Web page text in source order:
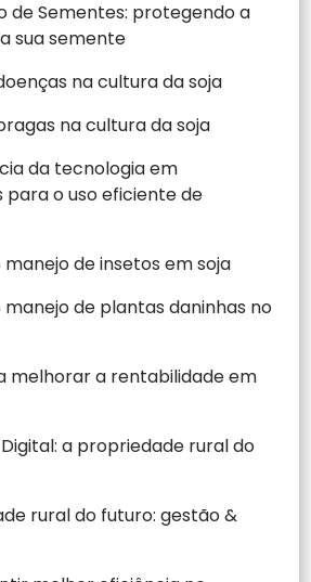
de Sementes: protegendo a
sua semente
na cultura da soja
na cultura da soja
da tecnologia em
para o uso eficiente de
manejo de insetos em soja
manejo de plantas daninhas no
melhorar a rentabilidade em
a propriedade rural do
rural do futuro: gestão &